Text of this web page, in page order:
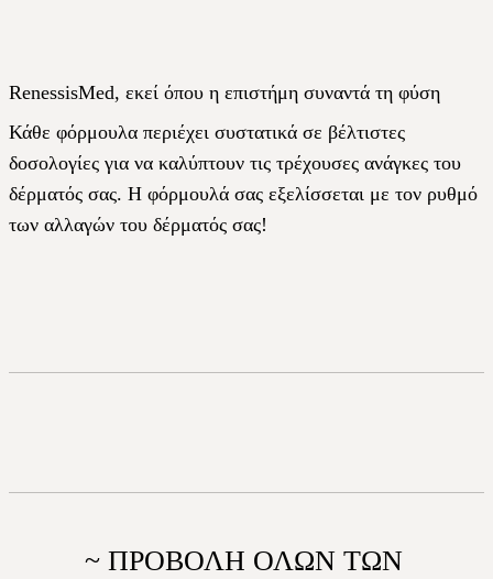
RenessisMed, εκεί όπου η επιστήμη συναντά τη φύση
Κάθε φόρμουλα περιέχει συστατικά σε βέλτιστες
δοσολογίες για να καλύπτουν τις τρέχουσες ανάγκες του
δέρματός σας. Η φόρμουλά σας εξελίσσεται με τον ρυθμό
των αλλαγών του δέρματός σας!
~ ΠΡΟΒΟΛΗ ΟΛΩΝ ΤΩΝ